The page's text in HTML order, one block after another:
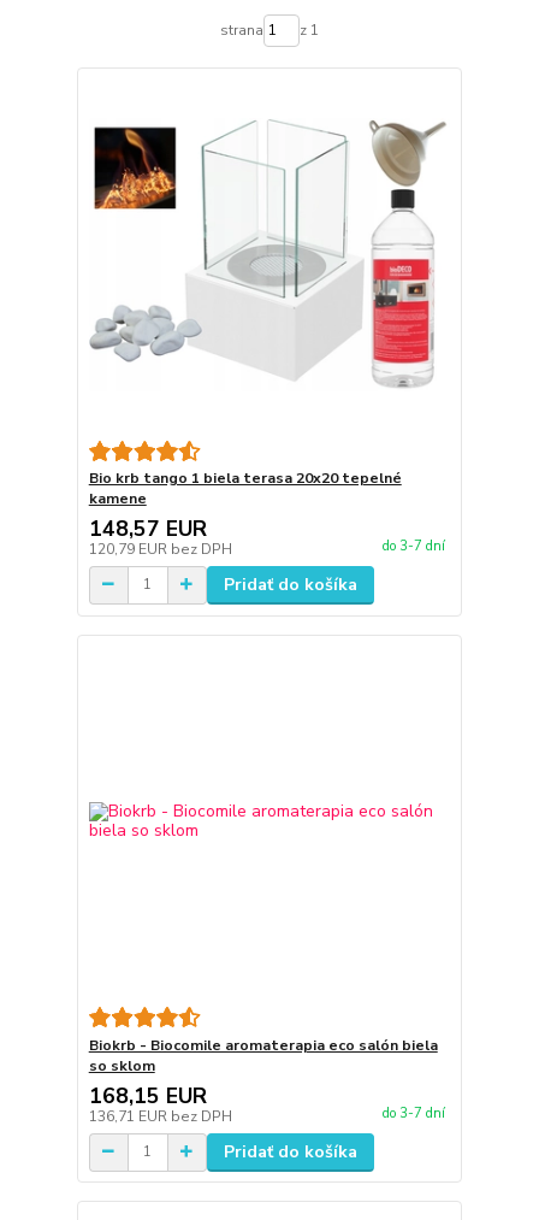
strana z 1
Bio krb tango 1 biela terasa 20x20 tepelné
kamene
148,57 EUR
120,79 EUR bez DPH do 3-7 dní
Pridať do košíka
Biokrb - Biocomile aromaterapia eco salón biela
so sklom
168,15 EUR
136,71 EUR bez DPH do 3-7 dní
Pridať do košíka